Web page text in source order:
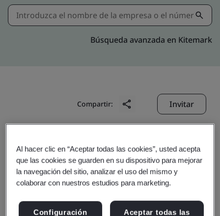
Búsqueda avanzada en Kitemark
Compartir: Invitar
Gotin (Zhongshan)
Al hacer clic en “Aceptar todas las cookies”, usted acepta
que las cookies se guarden en su dispositivo para mejorar
la navegación del sitio, analizar el uso del mismo y
colaborar con nuestros estudios para marketing.
Configuración
Aceptar todas las